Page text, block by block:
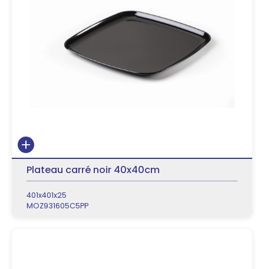
Plateau carré noir 40x40cm
401x401x25
MOZ931605C5PP